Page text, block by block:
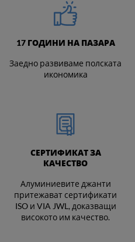
17 ГОДИНИ НА ПАЗАРА
Заедно развиваме полската
икономика
СЕРТИФИКАТ ЗА
КАЧЕСТВО
Алуминиевите джанти
притежават сертификати
ISO и VIA JWL, доказващи
високото им качество.